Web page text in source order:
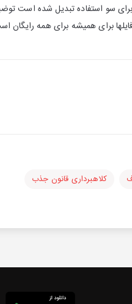
برای سو استفاده تبدیل شده است
برای همیشه برای همه رایگان
کلاهبرداری قانون جذب